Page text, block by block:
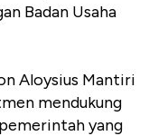
Badan Usaha
Aloysius Mantiri
mendukung
yang